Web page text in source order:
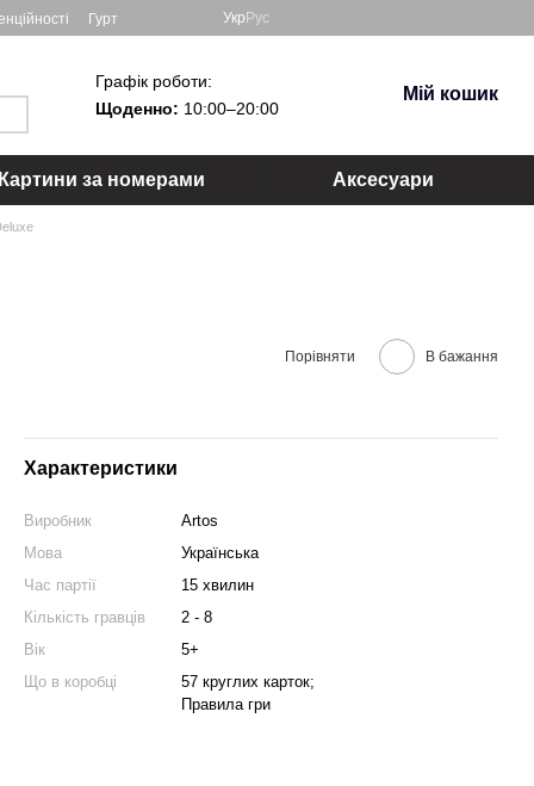
Гурт Укр Рус
Графік роботи:
Щоденно: 10:00–20:00
Мій кошик
Картини за номерами Аксесуари
Порівняти В бажання
Характеристики
Виробник
Artos
Мова
Українська
Час партії
15 хвилин
Кількість гравців
2 - 8
Вік
5+
Що в коробці
57 круглих карток;
Правила гри